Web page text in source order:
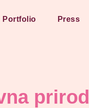
Portfolio Press